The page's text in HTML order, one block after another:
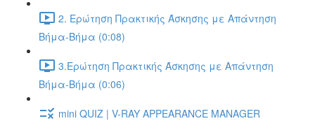
2. Ερώτηση Πρακτικής Άσκησης με Απάντηση
Βήμα-Βήμα (0:08)
3.Ερώτηση Πρακτικής Άσκησης με Απάντηση
Βήμα-Βήμα (0:06)
mini QUIZ | V-RAY APPEARANCE MANAGER